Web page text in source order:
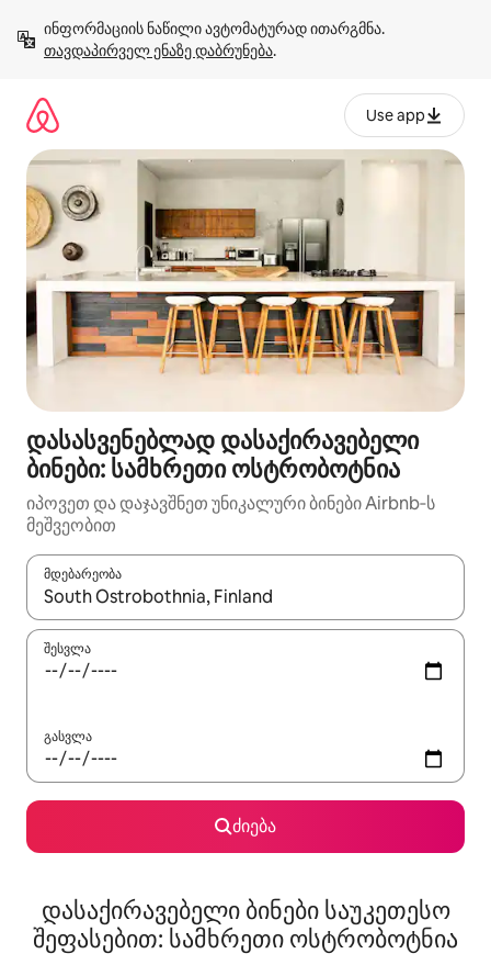
გადასვლა
თავდაპირველ ენაზე დაბრუნება.
Use app
დასასვენებლად დასაქირავებელი
ბინები: სამხრეთი ოსტრობოტნია
იპოვეთ და დაჯავშნეთ უნიკალური ბინები Airbnb‑ს
მეშვეობით
მდებარეობა
როცა შედეგები ხელმისაწვდომი გახდება, ნავიგაციისთვის
შესვლა
გასვლა
ძიება
დასაქირავებელი ბინები საუკეთესო
შეფასებით: სამხრეთი ოსტრობოტნია